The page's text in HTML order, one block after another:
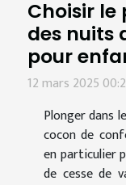
Choisir
des nuits
pour
12 mars 2025
Plonger dans
cocon de
en particulier
de cesse de